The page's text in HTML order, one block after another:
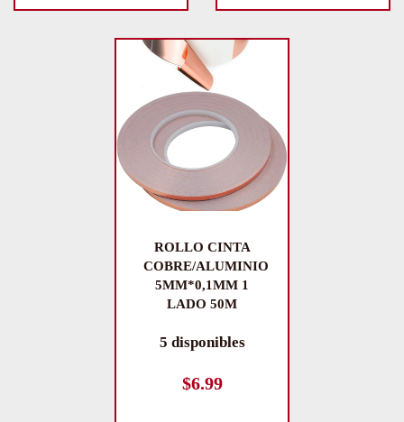
ROLLO CINTA
COBRE/ALUMINIO
5MM*0,1MM 1
LADO 50M
5 disponibles
$6.99